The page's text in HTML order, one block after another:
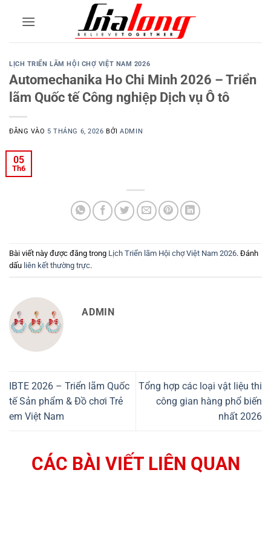
LỊCH TRIỂN LÃM HỘI CHỢ VIỆT NAM 2026
Automechanika Ho Chi Minh 2026 – Triển
lãm Quốc tế Công nghiệp Dịch vụ Ô tô
ĐĂNG VÀO 5 THÁNG 6, 2026 BỞIADMIN
05
Th6
Bài viết này được đăng trong Lịch Triển lãm Hội chợ Việt Nam 2026. Đánh
dấu liên kết thường trực.
ADMIN
IBTE 2026 – Triển lãm Quốc
tế Sản phẩm & Đồ chơi Trẻ
em Việt Nam
Tổng hợp các loại vật liệu thi
công gian hàng phổ biến
nhất 2026
CÁC BÀI VIẾT LIÊN QUAN